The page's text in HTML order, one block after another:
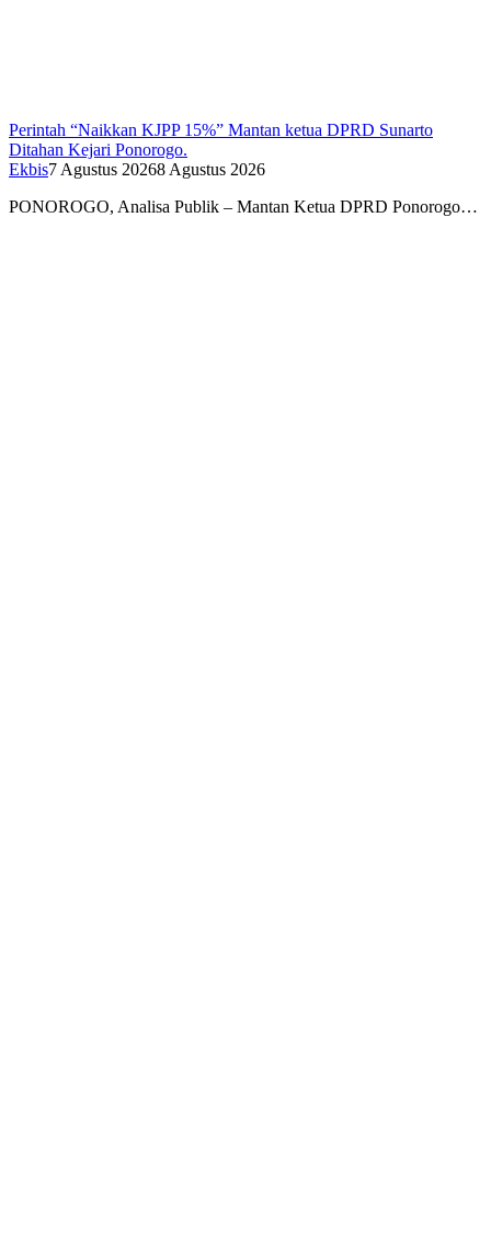
Perintah “Naikkan KJPP 15%” Mantan ketua DPRD Sunarto
Ditahan Kejari Ponorogo.
Ekbis7 Agustus 20268 Agustus 2026
PONOROGO, Analisa Publik – Mantan Ketua DPRD Ponorogo…